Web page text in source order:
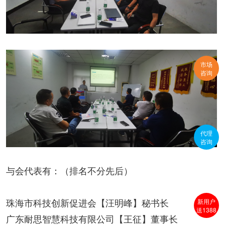
与会代表有：（排名不分先后）
珠海市科技创新促进会【汪明峰】秘书长
广东耐思智慧科技有限公司【王征】董事长
市场
咨询
代理
咨询
新用户
送1388